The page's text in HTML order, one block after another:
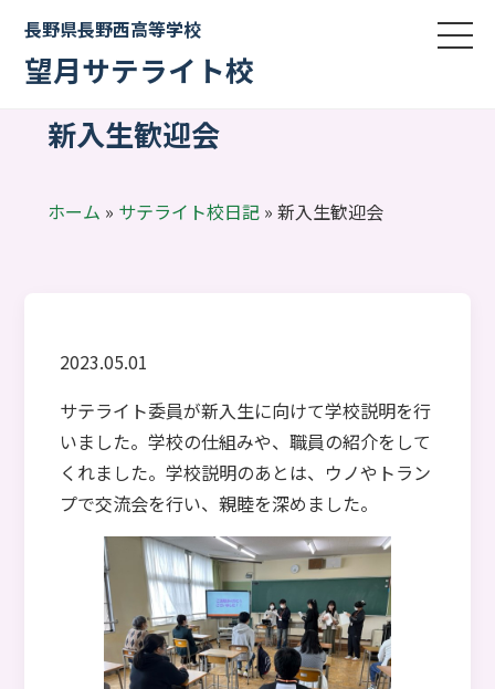
長野県長野西高等学校
望月サテライト校
新入生歓迎会
ホーム » サテライト校日記» 新入生歓迎会
2023.05.01
サテライト委員が新入生に向けて学校説明を行
いました。学校の仕組みや、職員の紹介をして
くれました。学校説明のあとは、ウノやトラン
プで交流会を行い、親睦を深めました。